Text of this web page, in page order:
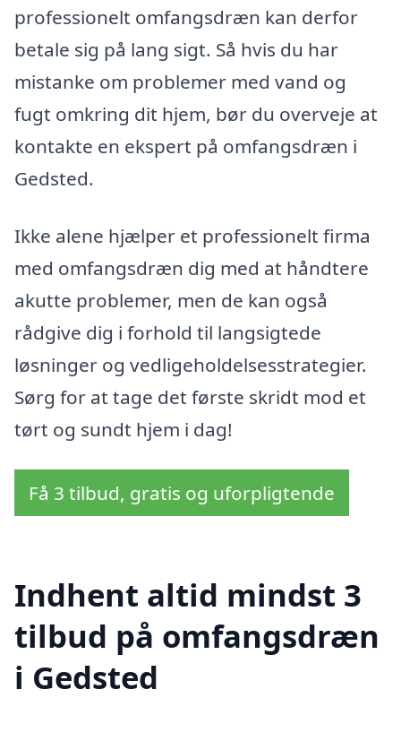
professionelt omfangsdræn kan derfor
betale sig på lang sigt. Så hvis du har
mistanke om problemer med vand og
fugt omkring dit hjem, bør du overveje at
kontakte en ekspert på omfangsdræn i
Gedsted.
Ikke alene hjælper et professionelt firma
med omfangsdræn dig med at håndtere
akutte problemer, men de kan også
rådgive dig i forhold til langsigtede
løsninger og vedligeholdelsesstrategier.
Sørg for at tage det første skridt mod et
tørt og sundt hjem i dag!
Få 3 tilbud, gratis og uforpligtende
Indhent altid mindst 3
tilbud på omfangsdræn
i Gedsted